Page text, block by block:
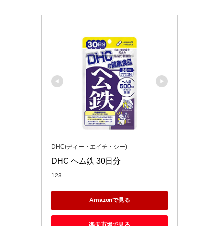
DHC(ディー・エイチ・シー)
DHC ヘム鉄 30日分
123
Amazonで見る
楽天市場で見る